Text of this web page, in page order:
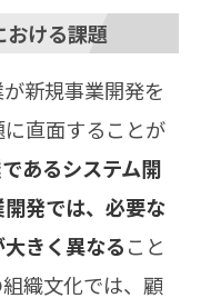
おける課題
新規事業開発を
直面することが
あるシステム開
発では、必要な
きく異なること
織文化では、顧